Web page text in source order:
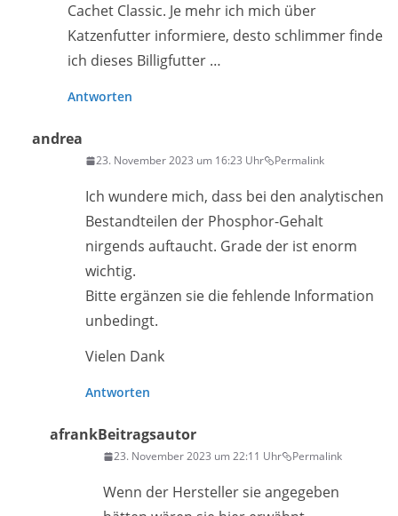
Cachet Classic. Je mehr ich mich über
Katzenfutter informiere, desto schlimmer finde
ich dieses Billigfutter …
Antworten
andrea
23. November 2023 um 16:23 Uhr Permalink
Ich wundere mich, dass bei den analytischen
Bestandteilen der Phosphor-Gehalt
nirgends auftaucht. Grade der ist enorm
wichtig.
Bitte ergänzen sie die fehlende Information
unbedingt.
Vielen Dank
Antworten
afrankBeitragsautor
23. November 2023 um 22:11 Uhr Permalink
Wenn der Hersteller sie angegeben